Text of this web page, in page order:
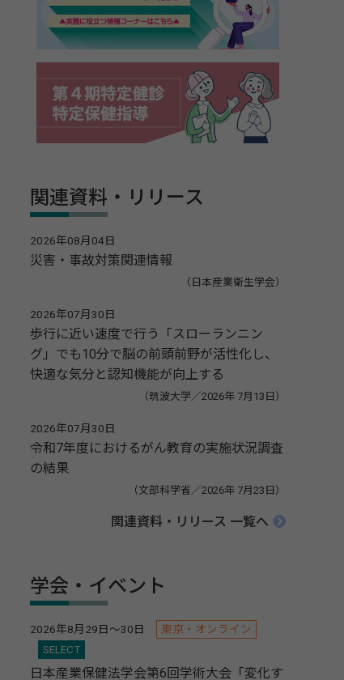
関連資料・リリース
2026年08月04日
災害・事故対策関連情報
（日本産業衛生学会）
2026年07月30日
歩行に近い速度で行う「スローランニン
グ」でも10分で脳の前頭前野が活性化し、
快適な気分と認知機能が向上する
（筑波大学／2026年 7月13日）
2026年07月30日
令和7年度におけるがん教育の実施状況調査
の結果
（文部科学省／2026年 7月23日）
関連資料・リリース 一覧へ
学会・イベント
2026年8月29日～30日
東京・オンライン
SELECT
日本産業保健法学会第6回学術大会「変化す